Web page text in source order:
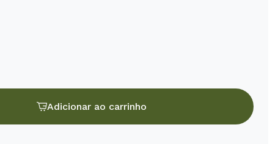
Adicionar ao carrinho